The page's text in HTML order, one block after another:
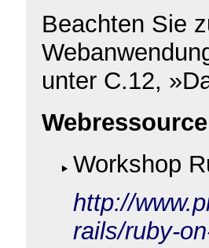
Beachten Sie
unter C.12,
Workshop
http://
rails/ruby-